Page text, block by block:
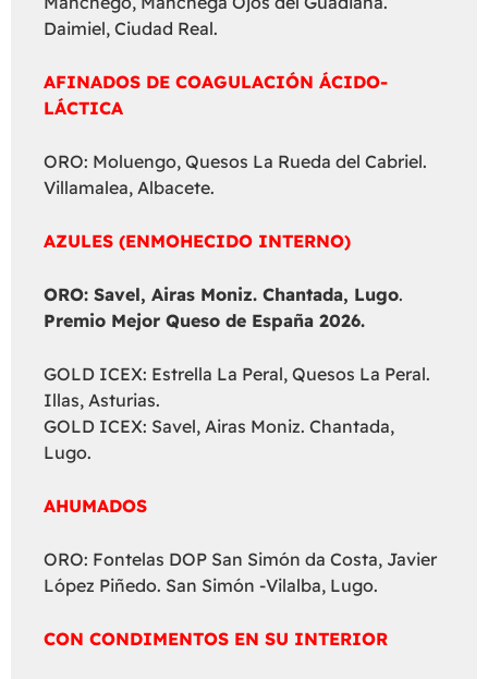
Daimiel, Ciudad Real.
AFINADOS DE COAGULACIÓN ÁCIDO-
LÁCTICA
ORO: Moluengo, Quesos La Rueda del Cabriel.
Villamalea, Albacete.
AZULES (ENMOHECIDO INTERNO)
ORO: Savel, Airas Moniz. Chantada, Lugo.
Premio Mejor Queso de España 2026.
GOLD ICEX: Estrella La Peral, Quesos La Peral.
Illas, Asturias.
GOLD ICEX: Savel, Airas Moniz. Chantada,
Lugo.
AHUMADOS
ORO: Fontelas DOP San Simón da Costa, Javier
López Piñedo. San Simón -Vilalba, Lugo.
CON CONDIMENTOS EN SU INTERIOR